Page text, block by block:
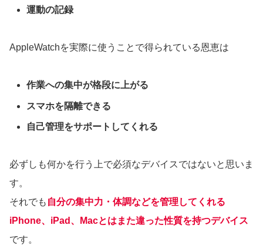
運動の記録
AppleWatchを実際に使うことで得られている恩恵は
作業への集中が格段に上がる
スマホを隔離できる
自己管理をサポートしてくれる
必ずしも何かを行う上で必須なデバイスではないと思いま
す。
それでも 自分の集中力・体調などを管理してくれる
iPhone、iPad、Macとはまた違った性質を持つデバイス
です。